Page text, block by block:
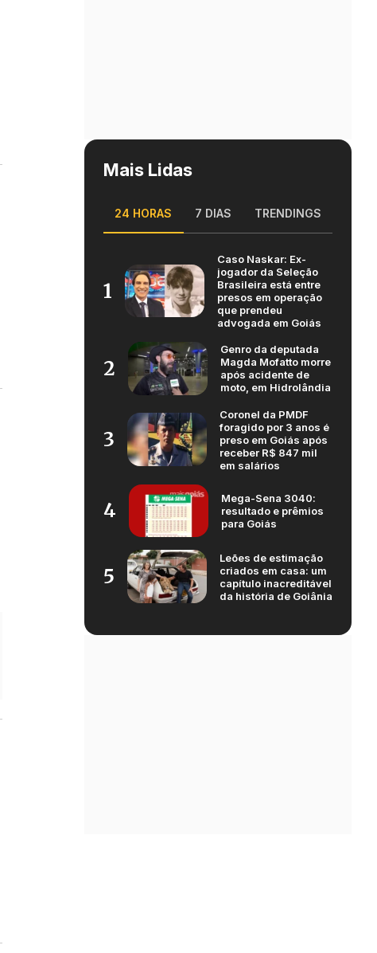
Mais Lidas
24 HORAS 7 DIAS TRENDINGS
1
Caso Naskar: Ex-
jogador da Seleção
Brasileira está entre
presos em operação
que prendeu
advogada em Goiás
2
Genro da deputada
Magda Mofatto morre
após acidente de
moto, em Hidrolândia
3
Coronel da PMDF
foragido por 3 anos é
preso em Goiás após
receber R$ 847 mil
em salários
4
Mega-Sena 3040:
resultado e prêmios
para Goiás
5
Leões de estimação
criados em casa: um
capítulo inacreditável
da história de Goiânia